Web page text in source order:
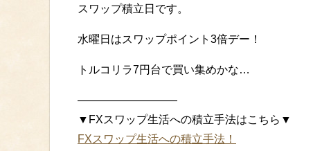
スワップ積立日です。
水曜日はスワップポイント3倍デー！
トルコリラ7円台で買い集めかな…
—————————
▼FXスワップ生活への積立手法はこちら▼
FXスワップ生活への積立手法！